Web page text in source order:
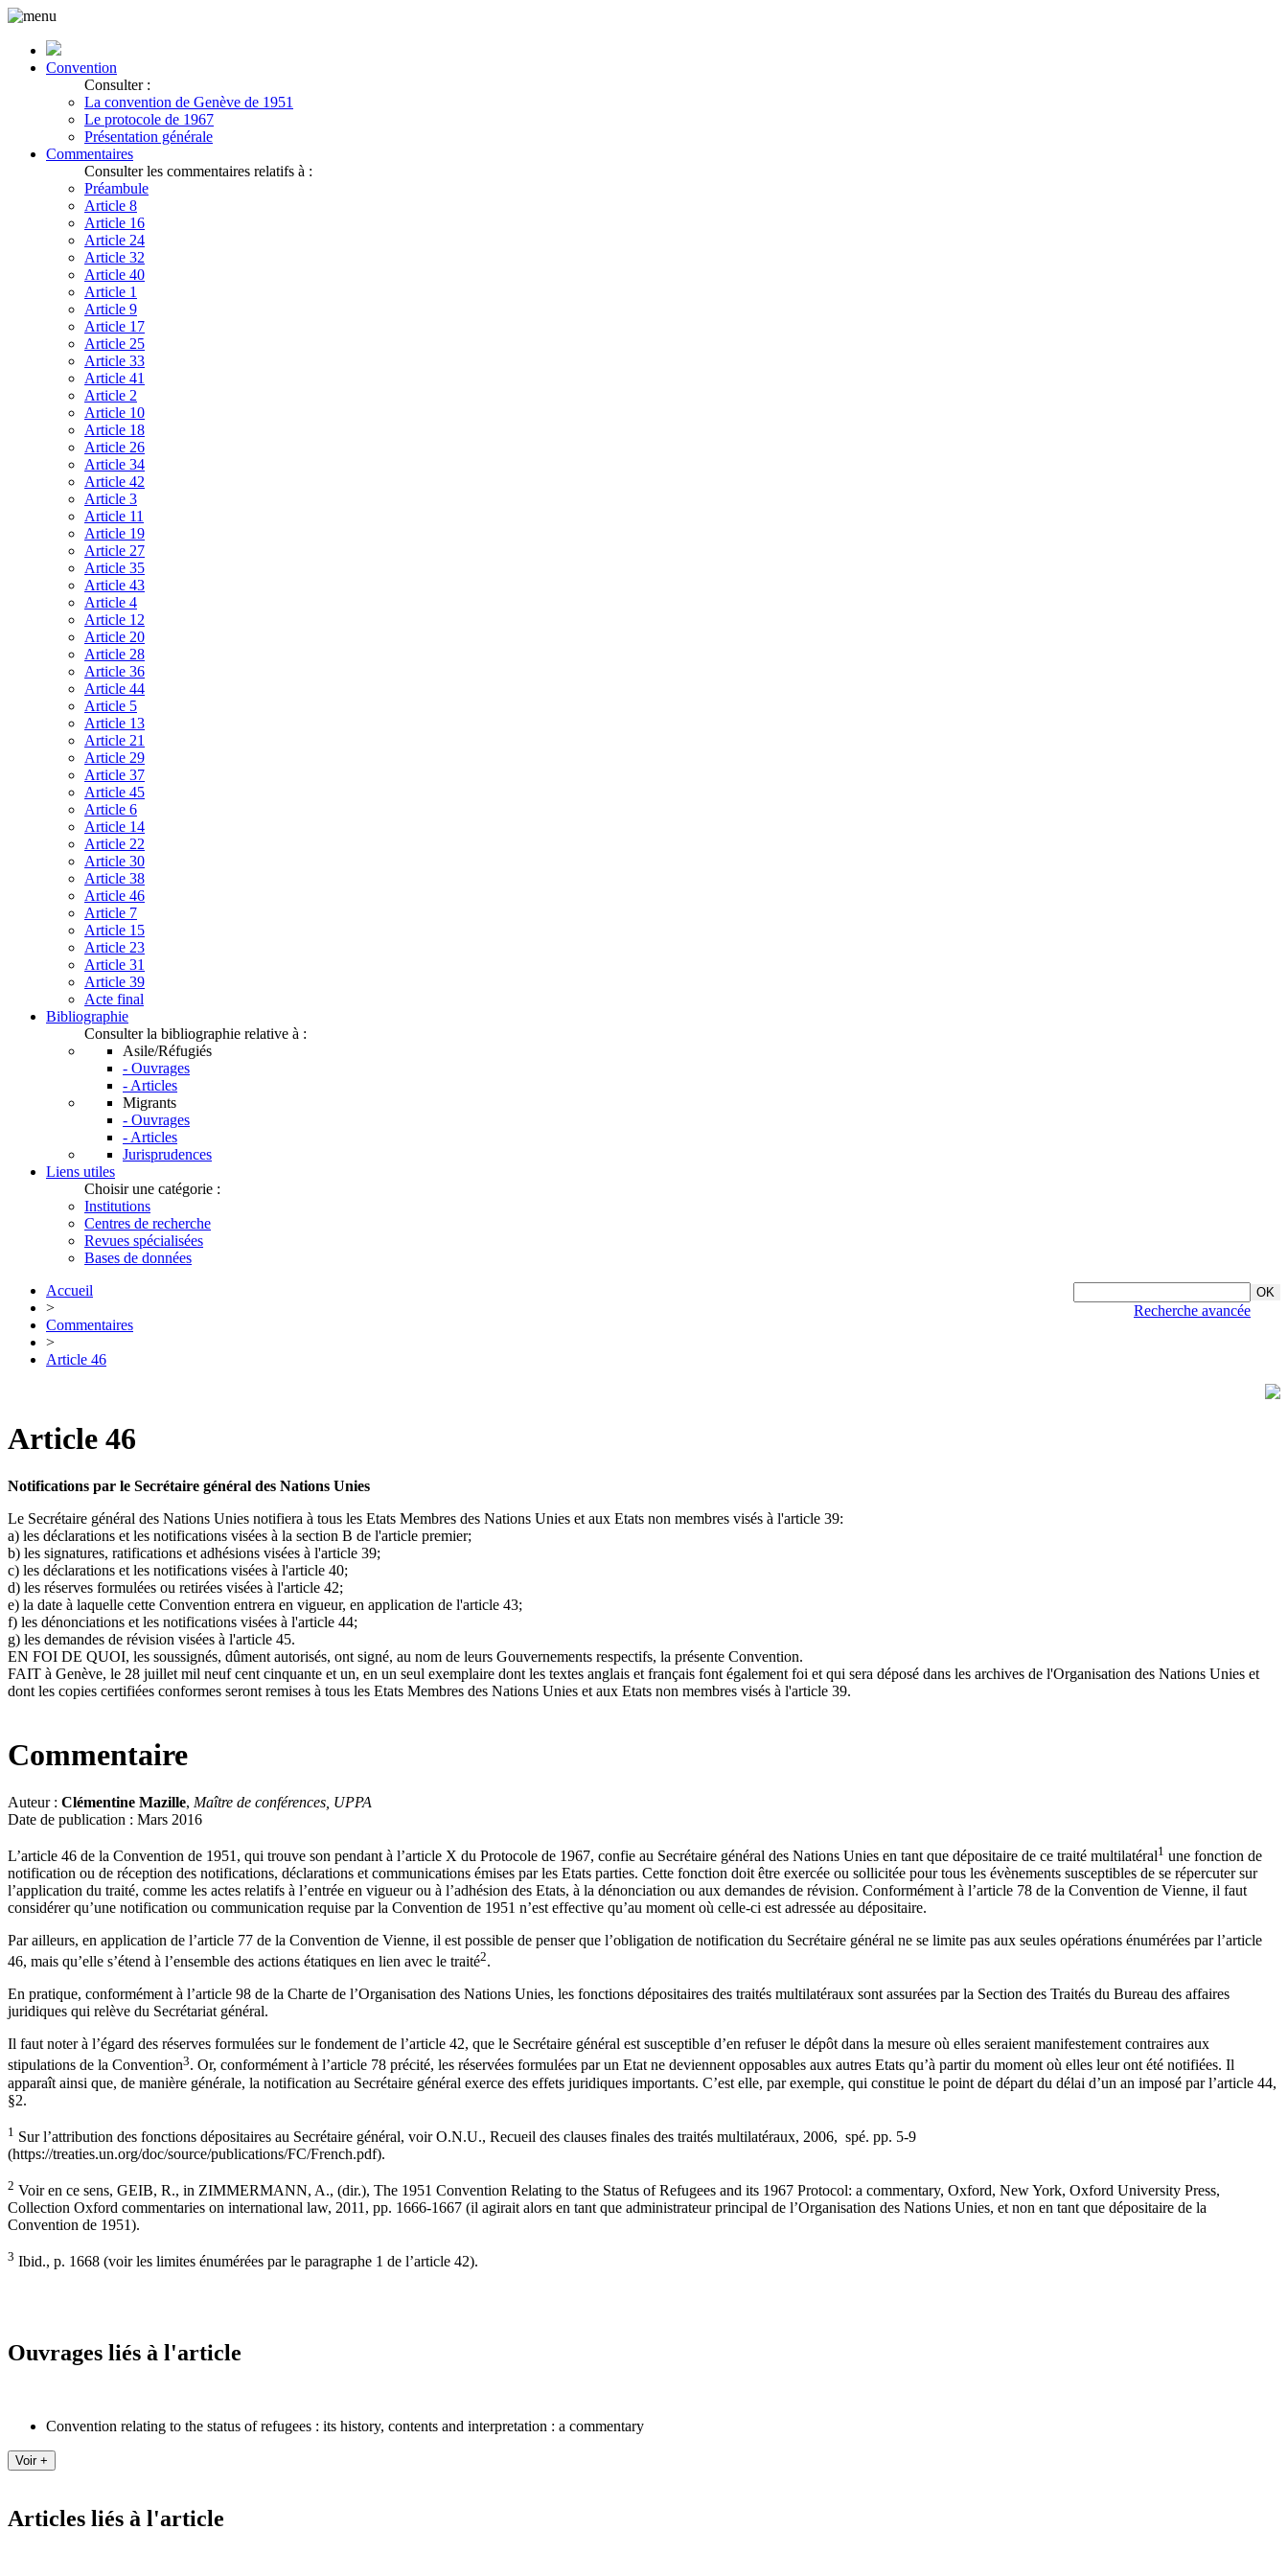
Convention
Consulter :
La convention de Genève de 1951
Le protocole de 1967
Présentation générale
Commentaires
Consulter les commentaires relatifs à :
Préambule
Article 8
Article 16
Article 24
Article 32
Article 40
Article 1
Article 9
Article 17
Article 25
Article 33
Article 41
Article 2
Article 10
Article 18
Article 26
Article 34
Article 42
Article 3
Article 11
Article 19
Article 27
Article 35
Article 43
Article 4
Article 12
Article 20
Article 28
Article 36
Article 44
Article 5
Article 13
Article 21
Article 29
Article 37
Article 45
Article 6
Article 14
Article 22
Article 30
Article 38
Article 46
Article 7
Article 15
Article 23
Article 31
Article 39
Acte final
Bibliographie
Consulter la bibliographie relative à :
Asile/Réfugiés
- Ouvrages
- Articles
Migrants
- Ouvrages
- Articles
Jurisprudences
Liens utiles
Choisir une catégorie :
Institutions
Centres de recherche
Revues spécialisées
Bases de données
Recherche avancée
Accueil
>
Commentaires
>
Article 46
Article 46
Notifications par le Secrétaire général des Nations Unies
Le Secrétaire général des Nations Unies notifiera à tous les Etats Membres des Nations Unies et aux Etats non membres visés à l'article 39:
a) les déclarations et les notifications visées à la section B de l'article premier;
b) les signatures, ratifications et adhésions visées à l'article 39;
c) les déclarations et les notifications visées à l'article 40;
d) les réserves formulées ou retirées visées à l'article 42;
e) la date à laquelle cette Convention entrera en vigueur, en application de l'article 43;
f) les dénonciations et les notifications visées à l'article 44;
g) les demandes de révision visées à l'article 45.
EN FOI DE QUOI, les soussignés, dûment autorisés, ont signé, au nom de leurs Gouvernements respectifs, la présente Convention.
FAIT à Genève, le 28 juillet mil neuf cent cinquante et un, en un seul exemplaire dont les textes anglais et français font également foi et qui sera déposé dans les archives de l'Organisation des Nations Unies et
dont les copies certifiées conformes seront remises à tous les Etats Membres des Nations Unies et aux Etats non membres visés à l'article 39.
Commentaire
Auteur : Clémentine Mazille, Maître de conférences, UPPA
Date de publication : Mars 2016
L’article 46 de la Convention de 1951, qui trouve son pendant à l’article X du Protocole de 1967, confie au Secrétaire général des Nations Unies en tant que dépositaire de ce traité multilatéral1 une fonction de
notification ou de réception des notifications, déclarations et communications émises par les Etats parties. Cette fonction doit être exercée ou sollicitée pour tous les évènements susceptibles de se répercuter sur
l’application du traité, comme les actes relatifs à l’entrée en vigueur ou à l’adhésion des Etats, à la dénonciation ou aux demandes de révision. Conformément à l’article 78 de la Convention de Vienne, il faut
considérer qu’une notification ou communication requise par la Convention de 1951 n’est effective qu’au moment où celle-ci est adressée au dépositaire.
Par ailleurs, en application de l’article 77 de la Convention de Vienne, il est possible de penser que l’obligation de notification du Secrétaire général ne se limite pas aux seules opérations énumérées par l’article
46, mais qu’elle s’étend à l’ensemble des actions étatiques en lien avec le traité2.
En pratique, conformément à l’article 98 de la Charte de l’Organisation des Nations Unies, les fonctions dépositaires des traités multilatéraux sont assurées par la Section des Traités du Bureau des affaires
juridiques qui relève du Secrétariat général.
Il faut noter à l’égard des réserves formulées sur le fondement de l’article 42, que le Secrétaire général est susceptible d’en refuser le dépôt dans la mesure où elles seraient manifestement contraires aux
stipulations de la Convention3. Or, conformément à l’article 78 précité, les réservées formulées par un Etat ne deviennent opposables aux autres Etats qu’à partir du moment où elles leur ont été notifiées. Il
apparaît ainsi que, de manière générale, la notification au Secrétaire général exerce des effets juridiques importants. C’est elle, par exemple, qui constitue le point de départ du délai d’un an imposé par l’article 44,
§2.
1 Sur l’attribution des fonctions dépositaires au Secrétaire général, voir O.N.U., Recueil des clauses finales des traités multilatéraux, 2006, spé. pp. 5-9
(https://treaties.un.org/doc/source/publications/FC/French.pdf).
2 Voir en ce sens, GEIB, R., in ZIMMERMANN, A., (dir.), The 1951 Convention Relating to the Status of Refugees and its 1967 Protocol: a commentary, Oxford, New York, Oxford University Press,
Collection Oxford commentaries on international law, 2011, pp. 1666-1667 (il agirait alors en tant que administrateur principal de l’Organisation des Nations Unies, et non en tant que dépositaire de la
Convention de 1951).
3 Ibid., p. 1668 (voir les limites énumérées par le paragraphe 1 de l’article 42).
Ouvrages liés à l'article
Convention relating to the status of refugees : its history, contents and interpretation : a commentary
Articles liés à l'article